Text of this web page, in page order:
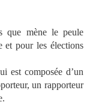
que mène le peule
et pour les élections
est composée d’un
un rapporteur